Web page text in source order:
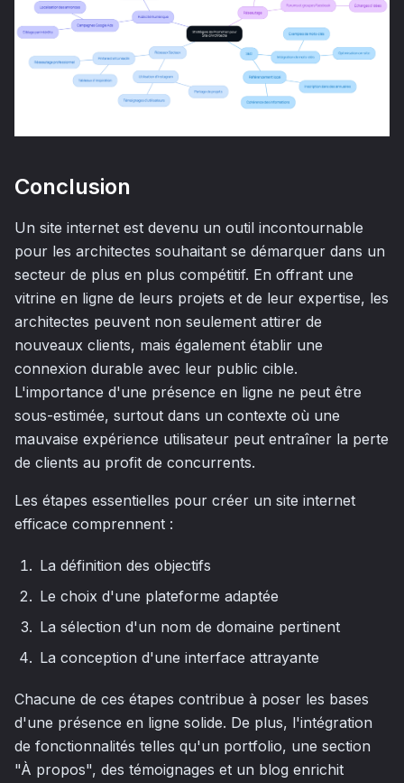
Conclusion
Un site internet est devenu un outil incontournable
pour les architectes souhaitant se démarquer dans un
secteur de plus en plus compétitif. En offrant une
vitrine en ligne de leurs projets et de leur expertise, les
architectes peuvent non seulement attirer de
nouveaux clients, mais également établir une
connexion durable avec leur public cible.
L'importance d'une présence en ligne ne peut être
sous-estimée, surtout dans un contexte où une
mauvaise expérience utilisateur peut entraîner la perte
de clients au profit de concurrents.
Les étapes essentielles pour créer un site internet
efficace comprennent :
La définition des objectifs
Le choix d'une plateforme adaptée
La sélection d'un nom de domaine pertinent
La conception d'une interface attrayante
Chacune de ces étapes contribue à poser les bases
d'une présence en ligne solide. De plus, l'intégration
de fonctionnalités telles qu'un portfolio, une section
"À propos", des témoignages et un blog enrichit